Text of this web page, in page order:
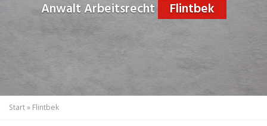
Anwalt Arbeitsrecht Flintbek
Start» Flintbek